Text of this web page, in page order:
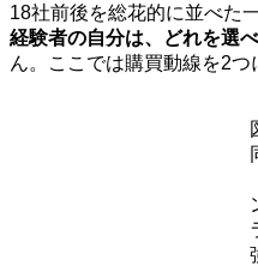
18社前後を総花的に並べた
経験者の自分は、どれを選
ん。ここでは購買動線を2つ